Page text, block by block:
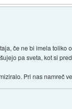
če ne bi imela toliko
pa sveta, kot si
Pri nas namreč